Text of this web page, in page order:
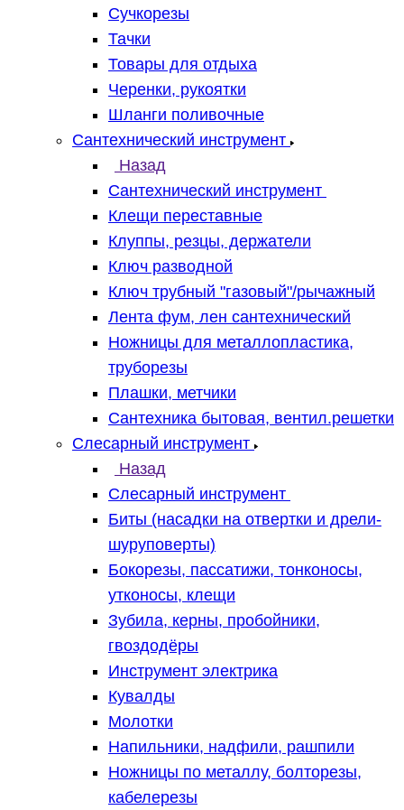
Сучкорезы
Тачки
Товары для отдыха
Черенки, рукоятки
Шланги поливочные
Сантехнический инструмент
Назад
Сантехнический инструмент
Клещи переставные
Клуппы, резцы, держатели
Ключ разводной
Ключ трубный "газовый"/рычажный
Лента фум, лен сантехнический
Ножницы для металлопластика,
труборезы
Плашки, метчики
Сантехника бытовая, вентил.решетки
Слесарный инструмент
Назад
Слесарный инструмент
Биты (насадки на отвертки и дрели-
шуруповерты)
Бокорезы, пассатижи, тонконосы,
утконосы, клещи
Зубила, керны, пробойники,
гвоздодёры
Инструмент электрика
Кувалды
Молотки
Напильники, надфили, рашпили
Ножницы по металлу, болторезы,
кабелерезы